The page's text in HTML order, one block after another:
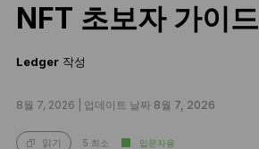
NFT 초보자 가이드
Ledger작성
8월 7, 2026 | 업데이트 날짜 8월 7, 2026
읽기 5 최소 입문자용